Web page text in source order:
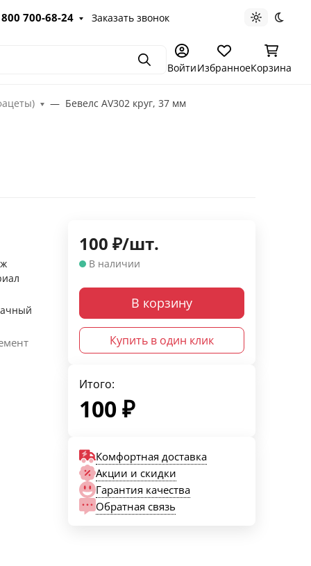
700-68-24 Заказать звонок Светлая
ПоискВойтиИзбранноеКорзина
Бевелс AV302 круг, 37 мм
100 ₽/шт.
В наличии
В корзину
Купить в один клик
Итого:
100₽
Комфортная доставка
Акции и скидки
Гарантия качества
Обратная связь